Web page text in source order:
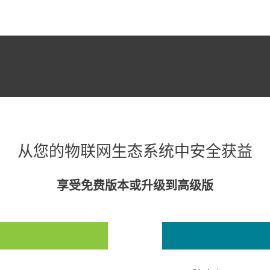
从您的物联网生态系统中安全获益
享受免费版本或升级到高级版